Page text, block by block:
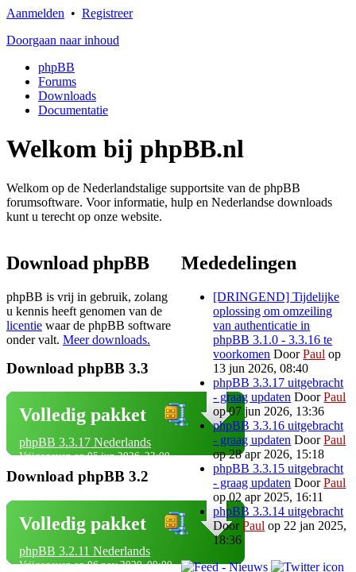
Aanmelden • Registreer
Doorgaan naar inhoud
phpBB
Forums
Downloads
Documentatie
Welkom bij phpBB.nl
Welkom op de Nederlandstalige supportsite van de phpBB
forumsoftware. Voor informatie, hulp en Nederlandse downloads
kunt u terecht op onze website.
Download phpBB
phpBB is vrij in gebruik, zolang
u kennis heeft genomen van de
licentie waar de phpBB software
onder valt. Meer downloads.
Download phpBB 3.3
Volledig pakket
phpBB 3.3.17 Nederlands
Vrijgegeven op 05 jun 2026, 23:00
Download phpBB 3.2
Volledig pakket
phpBB 3.2.11 Nederlands
Vrijgegeven op 06 nov 2020, 00:00
Mededelingen
[DRINGEND] Tijdelijke
oplossing om omzeiling
van authenticatie in
phpBB 3.1.0 - 3.3.16 te
voorkomen DoorPaul op
13 jun 2026, 08:40
phpBB 3.3.17 uitgebracht
- graag updaten DoorPaul
op 07 jun 2026, 13:36
phpBB 3.3.16 uitgebracht
- graag updaten DoorPaul
op 28 apr 2026, 15:18
phpBB 3.3.15 uitgebracht
- graag updaten DoorPaul
op 02 apr 2025, 16:11
phpBB 3.3.14 uitgebracht
DoorPaul op 22 jan 2025,
18:36